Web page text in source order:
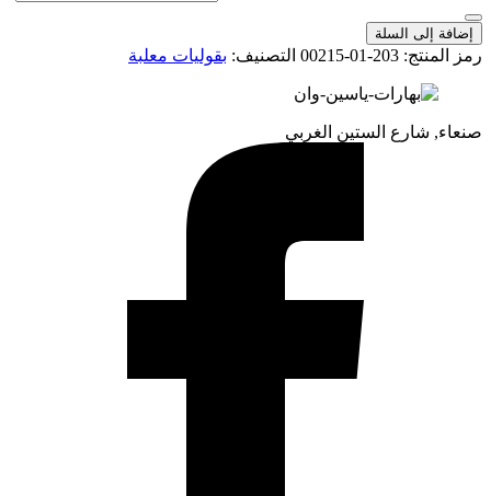
إضافة إلى السلة
رمز المنتج: 203-01-00215 التصنيف: بقوليات معلبة
صنعاء, شارع الستين الغربي